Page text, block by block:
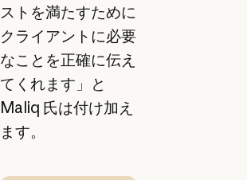
ストを満たすために
クライアントに必要
なことを正確に伝え
てくれます」と
Maliq 氏は付け加え
ます。